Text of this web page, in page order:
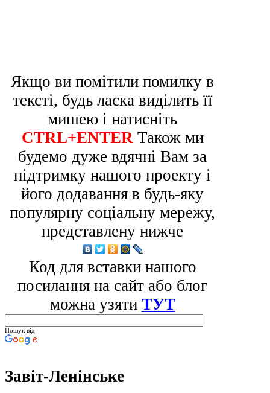
Якщо ви помітили помилку в
тексті, будь ласка виділить її
мишею і натисніть
CTRL+ENTER Також ми
будемо дуже вдячні Вам за
підтримку нашого проекту і
його додавання в будь-яку
популярну соціальну мережу,
представлену нижче
Код для вставки нашого
посилання на сайт або блог
можна узяти ТУТ
Пошук від
Завіт-Ленінське